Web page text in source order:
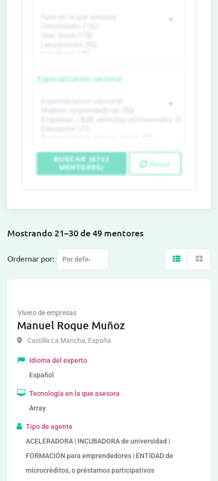
Especialización sectorial
BUSCAR (6711
MENTORES)
Reset
Mostrando 21–30 de 49 mentores
Ordernar por:
Vivero de empresas
Manuel Roque Muñoz
Castilla La Mancha, España
Idioma del experto
Español
Tecnología en la que asesora
Array
Tipo de agente
ACELERADORA | INCUBADORA de universidad |
FORMACIÓN para emprendedores | ENTIDAD de
microcréditos, o préstamos participativos